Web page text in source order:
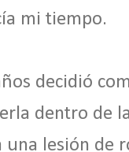
mi tiempo.
decidió
dentro de
una lesión de